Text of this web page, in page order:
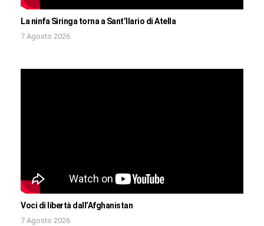
La ninfa Siringa torna a Sant’Ilario di Atella
7 Agosto 2026
Voci di libertà dall’Afghanistan
7 Agosto 2026